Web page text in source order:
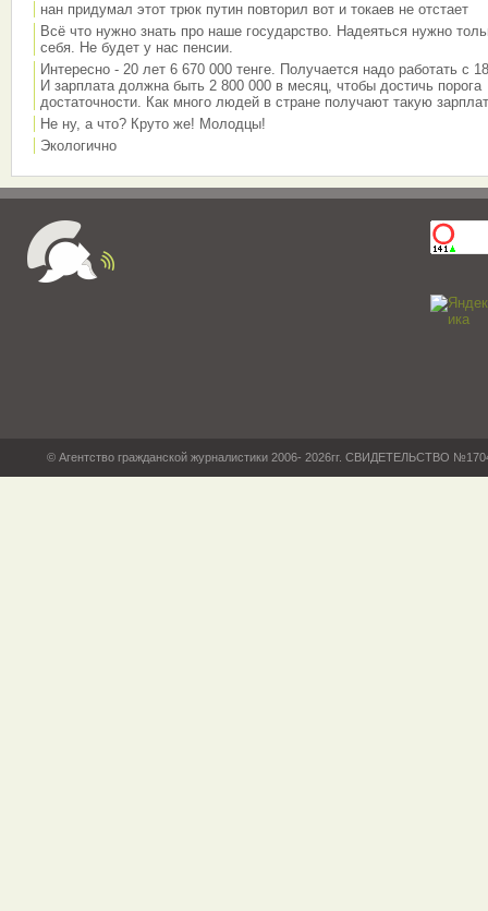
нан придумал этот трюк путин повторил вот и токаев не отстает
Всё что нужно знать про наше государство. Надеяться нужно
себя. Не будет у нас пенсии.
Интересно - 20 лет 6 670 000 тенге. Получается надо работать с
И зарплата должна быть 2 800 000 в месяц, чтобы достичь порога
достаточности. Как много людей в стране получают такую
Не ну, а что? Круто же! Молодцы!
Экологично
© Агентство гражданской журналистики 2006- 2026гг. СВИДЕТЕЛЬСТВО